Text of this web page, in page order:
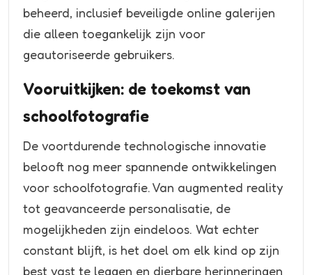
beheerd, inclusief beveiligde online galerijen
die alleen toegankelijk zijn voor
geautoriseerde gebruikers.
Vooruitkijken: de toekomst van
schoolfotografie
De voortdurende technologische innovatie
belooft nog meer spannende ontwikkelingen
voor schoolfotografie. Van augmented reality
tot geavanceerde personalisatie, de
mogelijkheden zijn eindeloos. Wat echter
constant blijft, is het doel om elk kind op zijn
best vast te leggen en dierbare herinneringen